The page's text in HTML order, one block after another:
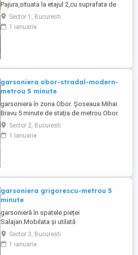
Pajura,situata la etajul 2,cu suprafata de
37 mp,locuinta linistita si bine
organizata.Aproape de metrou Jiului si
parc. Sunati pentru detalii.
Sector 1, Bucuresti
1 ianuarie
garsoniera obor-stradal-modern-
metrou 5 minute
garsoniera în zona Obor. Șoseaua Mihai
Bravu 5 minute de stația de metrou Obor.
Garsoniera este mobilată modern. Aer
condiționat, TV digital și internet prin fibra
optica. Mașină de spălat rufe, frigider,
Sector 2, Bucuresti
1 ianuarie
garsoniera grigorescu-metrou 5
minute
garsonieră în spatele pieței
Salajan.Mobilata și utilată
Sector 3, Bucuresti
1 ianuarie